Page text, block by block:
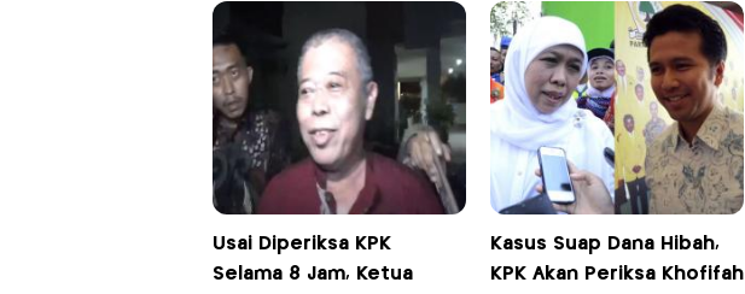
Usai Diperiksa KPK
Selama 8 Jam, Ketua
Kasus Suap Dana Hibah,
KPK Akan Periksa Khofifah